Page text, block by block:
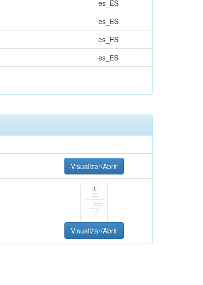
es_ES
es_ES
es_ES
es_ES
Visualizar/Abrir
Visualizar/Abrir